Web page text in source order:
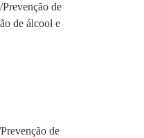
de
de álcool e
de